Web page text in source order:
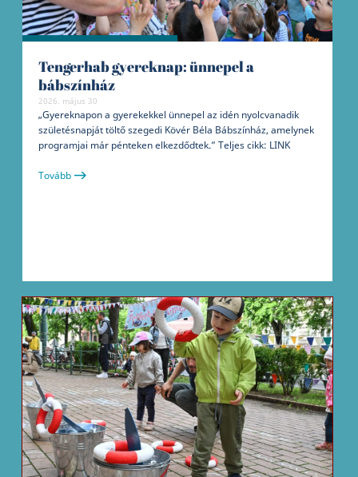
Tengerhab gyereknap: ünnepel a
bábszínház
2026. május 30
„Gyereknapon a gyerekekkel ünnepel az idén nyolcvanadik
születésnapját töltő szegedi Kövér Béla Bábszínház, amelynek
programjai már pénteken elkezdődtek.” Teljes cikk: LINK
Tovább